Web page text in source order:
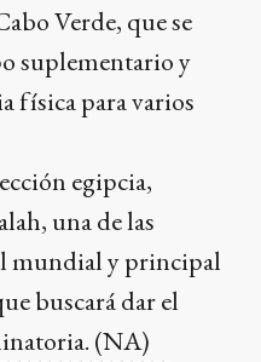
Verde, que se
suplementario y
física para varios
egipcia,
una de las
mundial y principal
buscará dar el
(NA)